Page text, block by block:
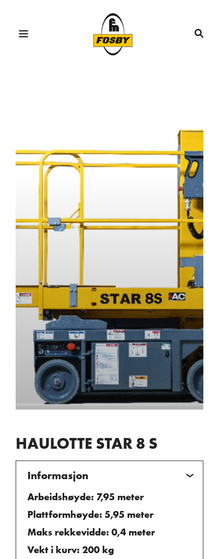
HAULOTTE STAR 8 S
Informasjon
Arbeidshøyde: 7,95 meter
Plattformhøyde: 5,95 meter
Maks rekkevidde: 0,4 meter
Vekt i kurv: 200 kg